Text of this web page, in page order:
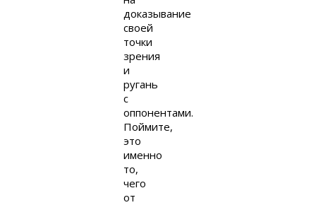
доказывание
своей
точки
зрения
и
ругань
с
оппонентами.
Поймите,
это
именно
то,
чего
от